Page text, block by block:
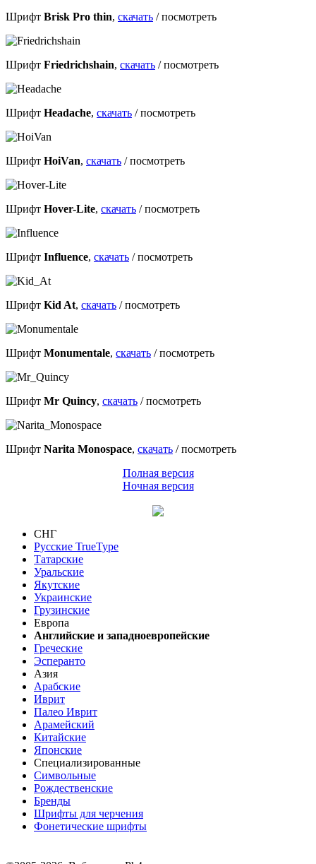
Шрифт Brisk Pro thin, скачать /посмотреть
Шрифт Friedrichshain, скачать /посмотреть
Шрифт Headache, скачать /посмотреть
Шрифт HoiVan, скачать /посмотреть
Шрифт Hover-Lite, скачать /посмотреть
Шрифт Influence, скачать /посмотреть
Шрифт Kid At, скачать /посмотреть
Шрифт Monumentale, скачать /посмотреть
Шрифт Mr Quincy, скачать /посмотреть
Шрифт Narita Monospace, скачать /посмотреть
Полная версия
Ночная версия
СНГ
Русские TrueType
Татарские
Уральские
Якутские
Украинские
Грузинские
Европа
Английские и западноевропейские
Греческие
Эсперанто
Азия
Арабские
Иврит
Палео Иврит
Арамейский
Китайские
Японские
Специализированные
Символьные
Рождественские
Бренды
Шрифты для черчения
Фонетические шрифты